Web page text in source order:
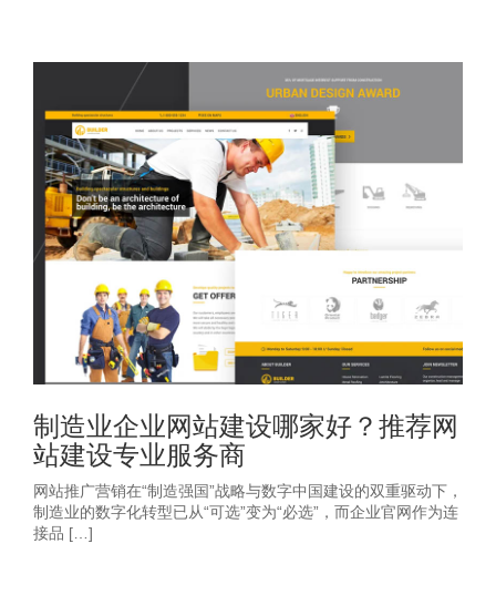
制造业企业网站建设哪家好？推荐网
站建设专业服务商
网站推广营销在“制造强国”战略与数字中国建设的双重驱动下，
制造业的数字化转型已从“可选”变为“必选”，而企业官网作为连
接品 […]